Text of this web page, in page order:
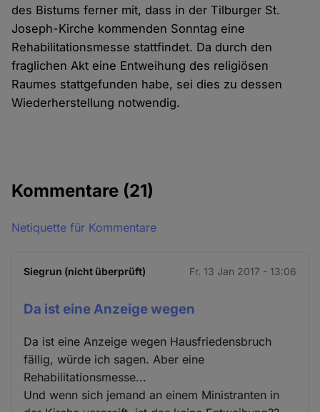
des Bistums ferner mit, dass in der Tilburger St.
Joseph-Kirche kommenden Sonntag eine
Rehabilitationsmesse stattfindet. Da durch den
fraglichen Akt eine Entweihung des religiösen
Raumes stattgefunden habe, sei dies zu dessen
Wiederherstellung notwendig.
Kommentare (21)
Netiquette für Kommentare
Siegrun (nicht überprüft) Fr. 13 Jan 2017 - 13:06
Da ist eine Anzeige wegen
Da ist eine Anzeige wegen Hausfriedensbruch
fällig, würde ich sagen. Aber eine
Rehabilitationsmesse...
Und wenn sich jemand an einem Ministranten in